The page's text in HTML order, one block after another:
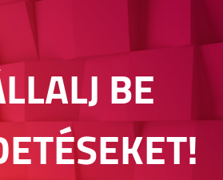
BE